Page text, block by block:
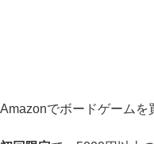
Amazonでボードゲームを